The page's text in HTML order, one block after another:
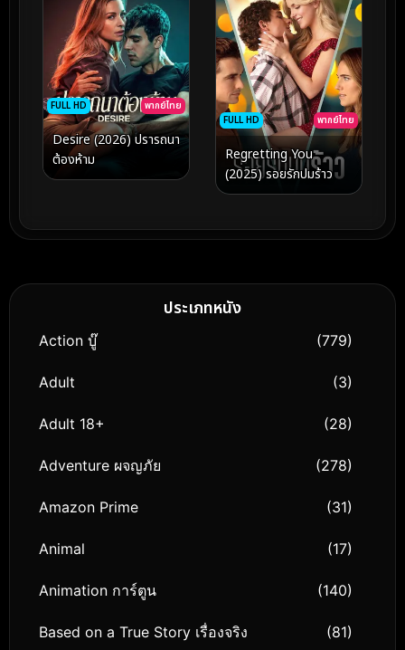
FULL HD พากย์ไทย
Desire (2026) ปรารถนา
ต้องห้าม
FULL HD พากย์ไทย
Regretting You
(2025) รอยรักปมร้าว
ประเภทหนัง
Action บู๊ (779)
Adult (3)
Adult 18+ (28)
Adventure ผจญภัย (278)
Amazon Prime (31)
Animal (17)
Animation การ์ตูน (140)
Based on a True Story เรื่องจริง (81)